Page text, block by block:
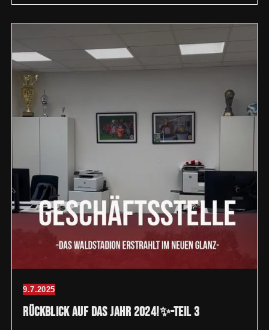
9.7.2025
Rückblick auf das Jahr 2024!✨-Teil 3